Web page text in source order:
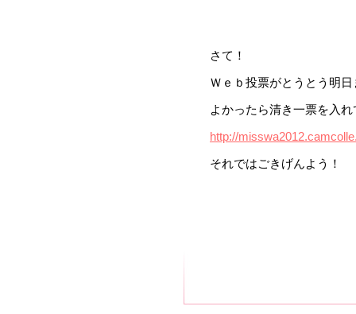
さて！
Ｗｅｂ投票がとうとう明
よかったら清き一票を入
http://
それではごきげんよう！